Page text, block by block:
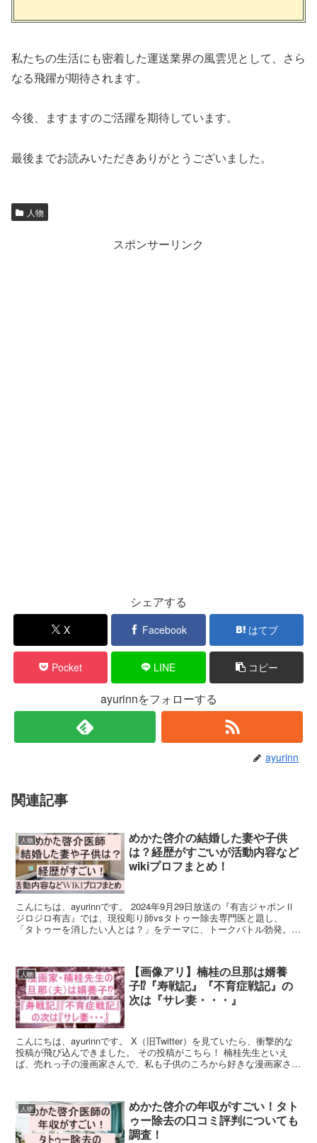
私たちの生活にも密着した運送業界の風雲児として、さら
なる飛躍が期待されます。
今後、ますますのご活躍を期待しています。
最後までお読みいただきありがとうございました。
人物
スポンサーリンク
シェアする
X Facebook はてブ
Pocket LINE コピー
ayurinnをフォローする
ayurinn
関連記事
人物
めかた啓介の結婚した妻や子供
は？経歴がすごいが活動内容など
wikiプロフまとめ！
こんにちは、ayurinnです。 2024年9月29日放送の『有吉ジャポンⅡ
ジロジロ有吉』では、現役彫り師vsタトゥー除去専門医と題し、
「タトゥーを消したい人とは？」をテーマに、トークバトル勃発。
人物
【画像アリ】楠桂の旦那は婿養
子⁉『寿戦記』『不育症戦記』の
次は『サレ妻・・・』
こんにちは、ayurinnです。 X（旧Twitter）を見ていたら、衝撃的な
投稿が飛び込んできました。 その投稿がこちら！ 楠桂先生といえ
ば、売れっ子の漫画家さんで、私も子供のころから好きな漫画家さん
人物
めかた啓介の年収がすごい！タト
ゥー除去の口コミ評判についても
調査！